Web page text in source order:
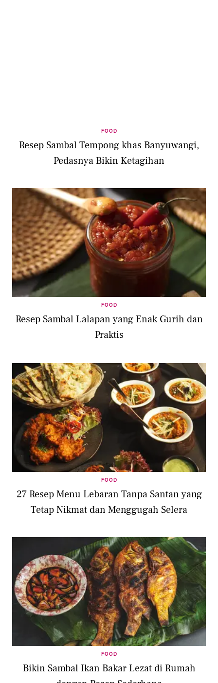
FOOD
Resep Sambal Tempong khas Banyuwangi,
Pedasnya Bikin Ketagihan
FOOD
Resep Sambal Lalapan yang Enak Gurih dan
Praktis
FOOD
27 Resep Menu Lebaran Tanpa Santan yang
Tetap Nikmat dan Menggugah Selera
FOOD
Bikin Sambal Ikan Bakar Lezat di Rumah